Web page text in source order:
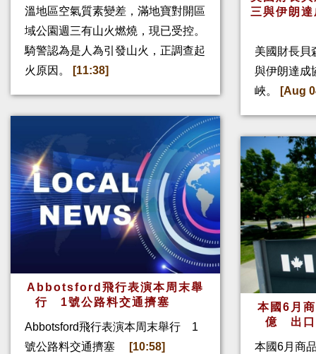
溫地區空氣質素變差，滿地寶對開區
域公園週三有山火燃燒，現已受控。
騎警認為是人為引發山火，正調查起
火原因。
[11:38]
Abbotsford飛行表演本周末舉
行 1號公路料交通擠塞
Abbotsford飛行表演本周末舉行 1
號公路料交通擠塞
[10:58]
三與伊朗
美國財長貝
與伊朗達成
峽。
[Aug
本國6月
億 出口
本國6月商